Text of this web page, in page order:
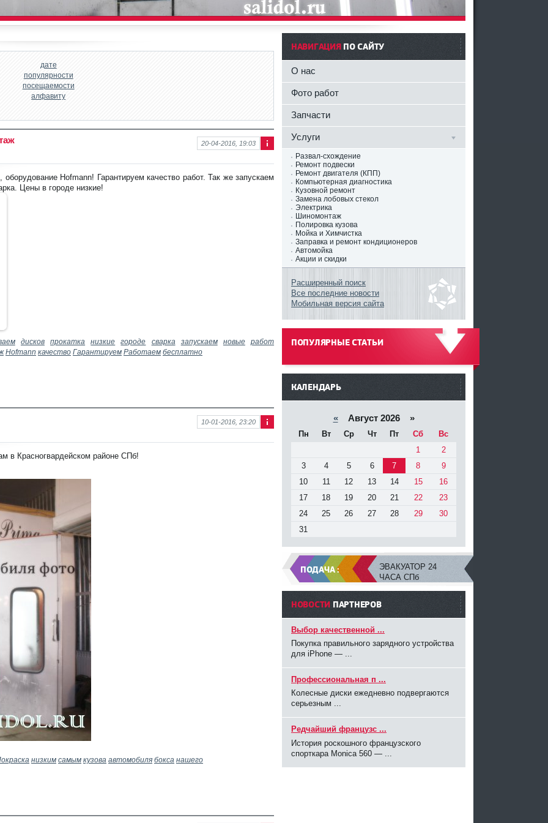
дате
популярности
посещаемости
алфавиту
фо
аци
20-04-2016, 19:03
Hofmann! Гарантируем качество работ. Так же запускаем
Цены в городе низкие!
дисков прокатка низкие городе сварка запускаем новые
работ
Hofmann качество Гарантируем Работаем бесплатно
фо
10-01-2016, 23:20
в Красногвардейском районе СПб!
низким самым кузова автомобиля бокса нашего
НАВИГАЦИЯПО САЙТУ
О нас
Фото работ
Запчасти
Услуги
Развал-схождение
Ремонт подвески
Ремонт двигателя (КПП)
Компьютерная диагностика
Кузовной ремонт
Замена лобовых стекол
Электрика
Шиномонтаж
Полировка кузова
Мойка и Химчистка
Заправка и ремонт кондиционеров
Автомойка
Акции и скидки
Расширенный поиск
Все последние новости
Мобильная версия сайта
ПОПУЛЯРНЫЕ СТАТЬИ
------
КАЛЕНДАРЬ
«Август 2026 »
Пн Вт Ср Чт Пт Сб
Вс
1
2
3
4 5 6 7 8
9
10
11 12 13 14 15
16
17
18 19 20 21 22
23
24
25 26 27 28 29
30
31
ЭВАКУАТОР 24
ЧАСА СПб
ПОДАЧА :
НОВОСТИ ПАРТНЕРОВ
Выбор качественной ...
Покупка правильного зарядного устройства
для iPhone — ...
Профессиональная п ...
Колесные диски ежедневно подвергаются
серьезным ...
Редчайший французс ...
История роскошного французского
спорткара Monica 560 — ...